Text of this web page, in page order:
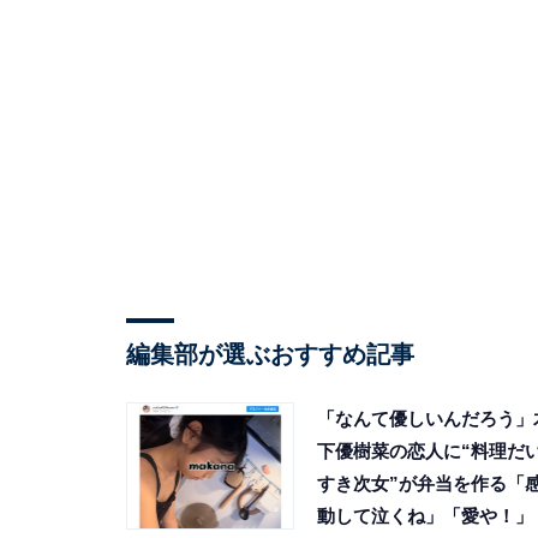
編集部が選ぶおすすめ記事
「なんて優しいんだろう」
下優樹菜の恋人に“料理だ
すき次女”が弁当を作る「
動して泣くね」「愛や！」